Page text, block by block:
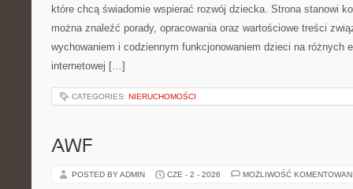
które chcą świadomie wspierać rozwój dziecka. Strona stanowi
można znaleźć porady, opracowania oraz wartościowe treści
wychowaniem i codziennym funkcjonowaniem dzieci na różnych
internetowej […]
CATEGORIES: NIERUCHOMOŚCI
AWF
POSTED BY ADMIN CZE - 2 - 2026 MOŻLIWOŚĆ